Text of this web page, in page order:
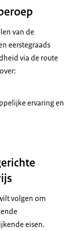
van de
eerstegraads
via de route
ervaring en
volgen om
eisen.